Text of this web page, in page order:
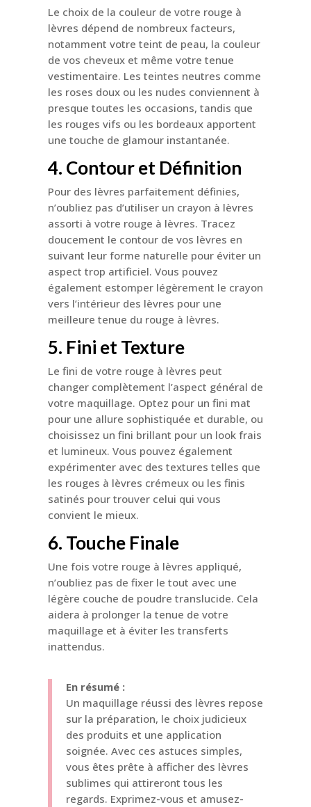
Le choix de la couleur de votre rouge à
lèvres dépend de nombreux facteurs,
notamment votre teint de peau, la couleur
de vos cheveux et même votre tenue
vestimentaire. Les teintes neutres comme
les roses doux ou les nudes conviennent à
presque toutes les occasions, tandis que
les rouges vifs ou les bordeaux apportent
une touche de glamour instantanée.
4. Contour et Définition
Pour des lèvres parfaitement définies,
n’oubliez pas d’utiliser un crayon à lèvres
assorti à votre rouge à lèvres. Tracez
doucement le contour de vos lèvres en
suivant leur forme naturelle pour éviter un
aspect trop artificiel. Vous pouvez
également estomper légèrement le crayon
vers l’intérieur des lèvres pour une
meilleure tenue du rouge à lèvres.
5. Fini et Texture
Le fini de votre rouge à lèvres peut
changer complètement l’aspect général de
votre maquillage. Optez pour un fini mat
pour une allure sophistiquée et durable, ou
choisissez un fini brillant pour un look frais
et lumineux. Vous pouvez également
expérimenter avec des textures telles que
les rouges à lèvres crémeux ou les finis
satinés pour trouver celui qui vous
convient le mieux.
6. Touche Finale
Une fois votre rouge à lèvres appliqué,
n’oubliez pas de fixer le tout avec une
légère couche de poudre translucide. Cela
aidera à prolonger la tenue de votre
maquillage et à éviter les transferts
inattendus.
En résumé :
Un maquillage réussi des lèvres repose
sur la préparation, le choix judicieux
des produits et une application
soignée. Avec ces astuces simples,
vous êtes prête à afficher des lèvres
sublimes qui attireront tous les
regards. Exprimez-vous et amusez-